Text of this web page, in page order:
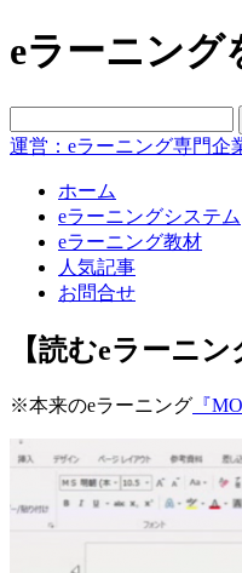
eラーニング
運営：eラーニング専門企
ホーム
eラーニングシステム
eラーニング教材
人気記事
お問合せ
【読むeラーニ
※本来のeラーニング 『